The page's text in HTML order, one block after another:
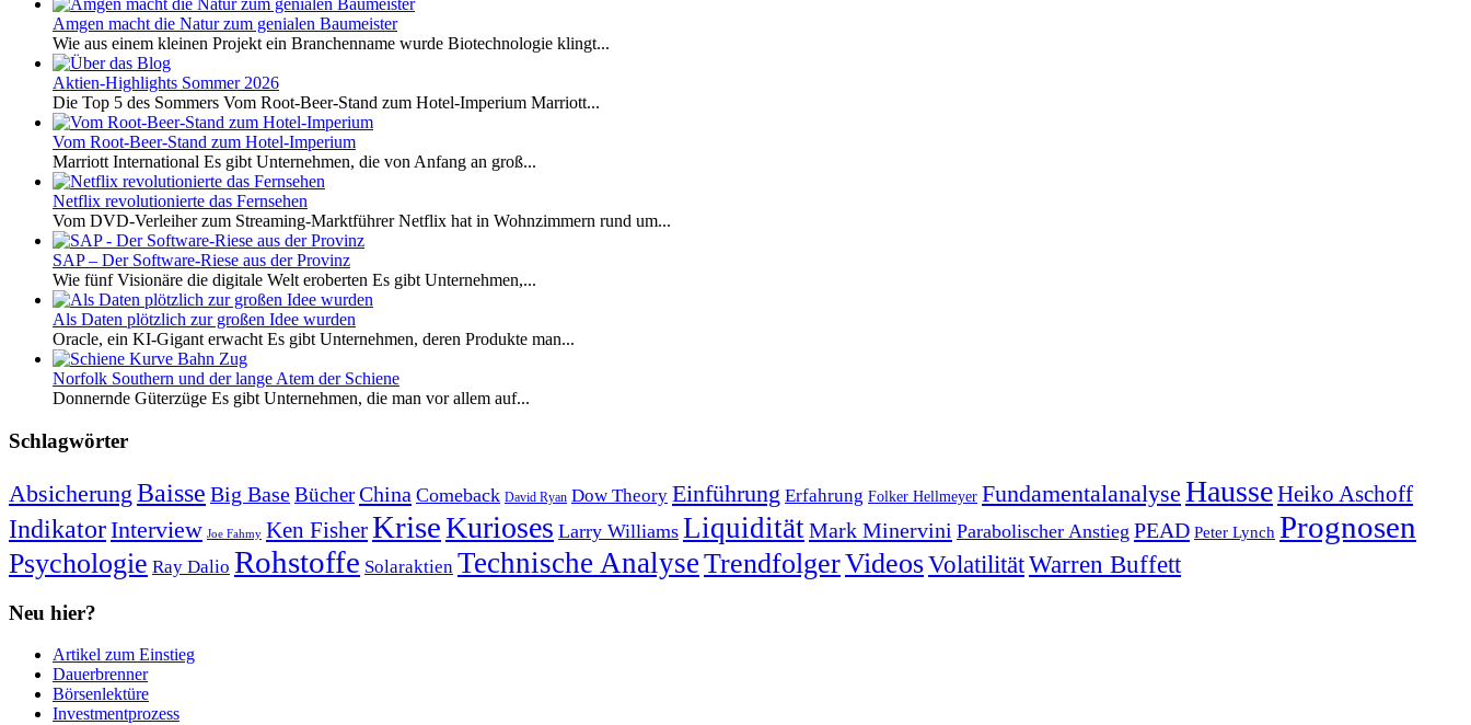
Amgen macht die Natur zum genialen Baumeister
Wie aus einem kleinen Projekt ein Branchenname wurde Biotechnologie klingt...
Aktien-Highlights Sommer 2026
Die Top 5 des Sommers Vom Root-Beer-Stand zum Hotel-Imperium Marriott...
Vom Root-Beer-Stand zum Hotel-Imperium
Marriott International Es gibt Unternehmen, die von Anfang an groß...
Netflix revolutionierte das Fernsehen
Vom DVD-Verleiher zum Streaming-Marktführer Netflix hat in Wohnzimmern rund um...
SAP – Der Software-Riese aus der Provinz
Wie fünf Visionäre die digitale Welt eroberten Es gibt Unternehmen,...
Als Daten plötzlich zur großen Idee wurden
Oracle, ein KI-Gigant erwacht Es gibt Unternehmen, deren Produkte man...
Norfolk Southern und der lange Atem der Schiene
Donnernde Güterzüge Es gibt Unternehmen, die man vor allem auf...
Schlagwörter
Absicherung Baisse Big BaseBücherChina Comeback David Ryan Dow Theory Einführung Erfahrung Folker Hellmeyer Fundamentalanalyse HausseHeiko Aschoff
IndikatorInterview Joe Fahmy Ken FisherKriseKurioses Larry Williams LiquiditätMark Minervini Parabolischer Anstieg PEAD Peter Lynch Prognosen
Psychologie Ray Dalio Rohstoffe Solaraktien Technische AnalyseTrendfolgerVideosVolatilitätWarren Buffett
Neu hier?
Artikel zum Einstieg
Dauerbrenner
Börsenlektüre
Investmentprozess